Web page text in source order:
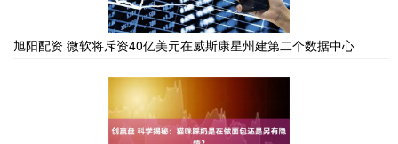
旭阳配资 微软将斥资40亿美元在威斯康星州建第二个数据中心